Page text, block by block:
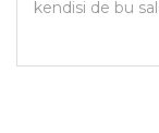
kendisi de bu